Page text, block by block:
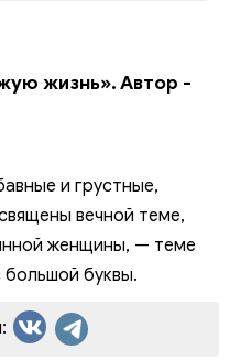
жизнь». Автор -
и грустные,
вечной теме,
женщины, — теме
буквы.